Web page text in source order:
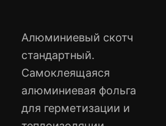
Алюминиевый скотч
стандартный.
Самоклеящаяся
алюминиевая фольга
для герметизации и